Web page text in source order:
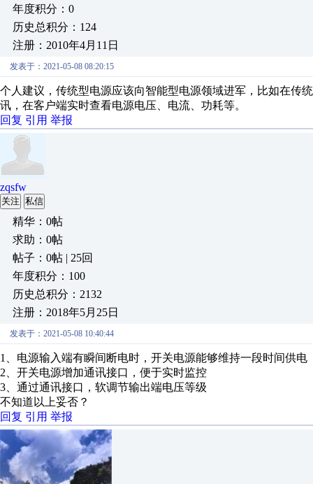
年度积分：0
历史总积分：124
注册：2010年4月11日
发表于：2021-05-08 08:20:15
个人建议，传统型电源应该向智能型电源领域进军，比如在传
讯，在客户端实时查看电源电压、电流、功耗等。
回复 引用 举报
zqsfw
关注 私信
精华：0帖
求助：0帖
帖子：0帖 | 25回
年度积分：100
历史总积分：2132
注册：2018年5月25日
发表于：2021-05-08 10:40:44
1、电源输入端有瞬间断电时，开关电源能够维持一段时间供电
2、开关电源增加通讯接口，便于实时监控
3、通过通讯接口，软调节输出端电压等级
不知道以上妥否？
回复 引用 举报